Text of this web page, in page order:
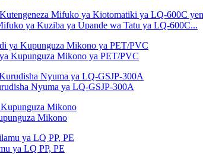
ya Kuziba ya Upande wa Tatu ya LQ-600C...
Kupunguza Mikono ya PET/PVC
Nyuma ya LQ-GSJP-300A
Mikono
ya LQ PP, PE